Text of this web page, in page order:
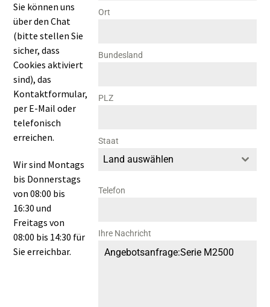
Sie können uns
über den Chat
(bitte stellen Sie
sicher, dass
Cookies aktiviert
sind), das
Kontaktformular,
per E-Mail oder
telefonisch
erreichen.
Wir sind Montags
bis Donnerstags
von 08:00 bis
16:30 und
Freitags von
08:00 bis 14:30 für
Sie erreichbar.
Ort
Bundesland
PLZ
Staat
Land auswählen
Telefon
Ihre Nachricht